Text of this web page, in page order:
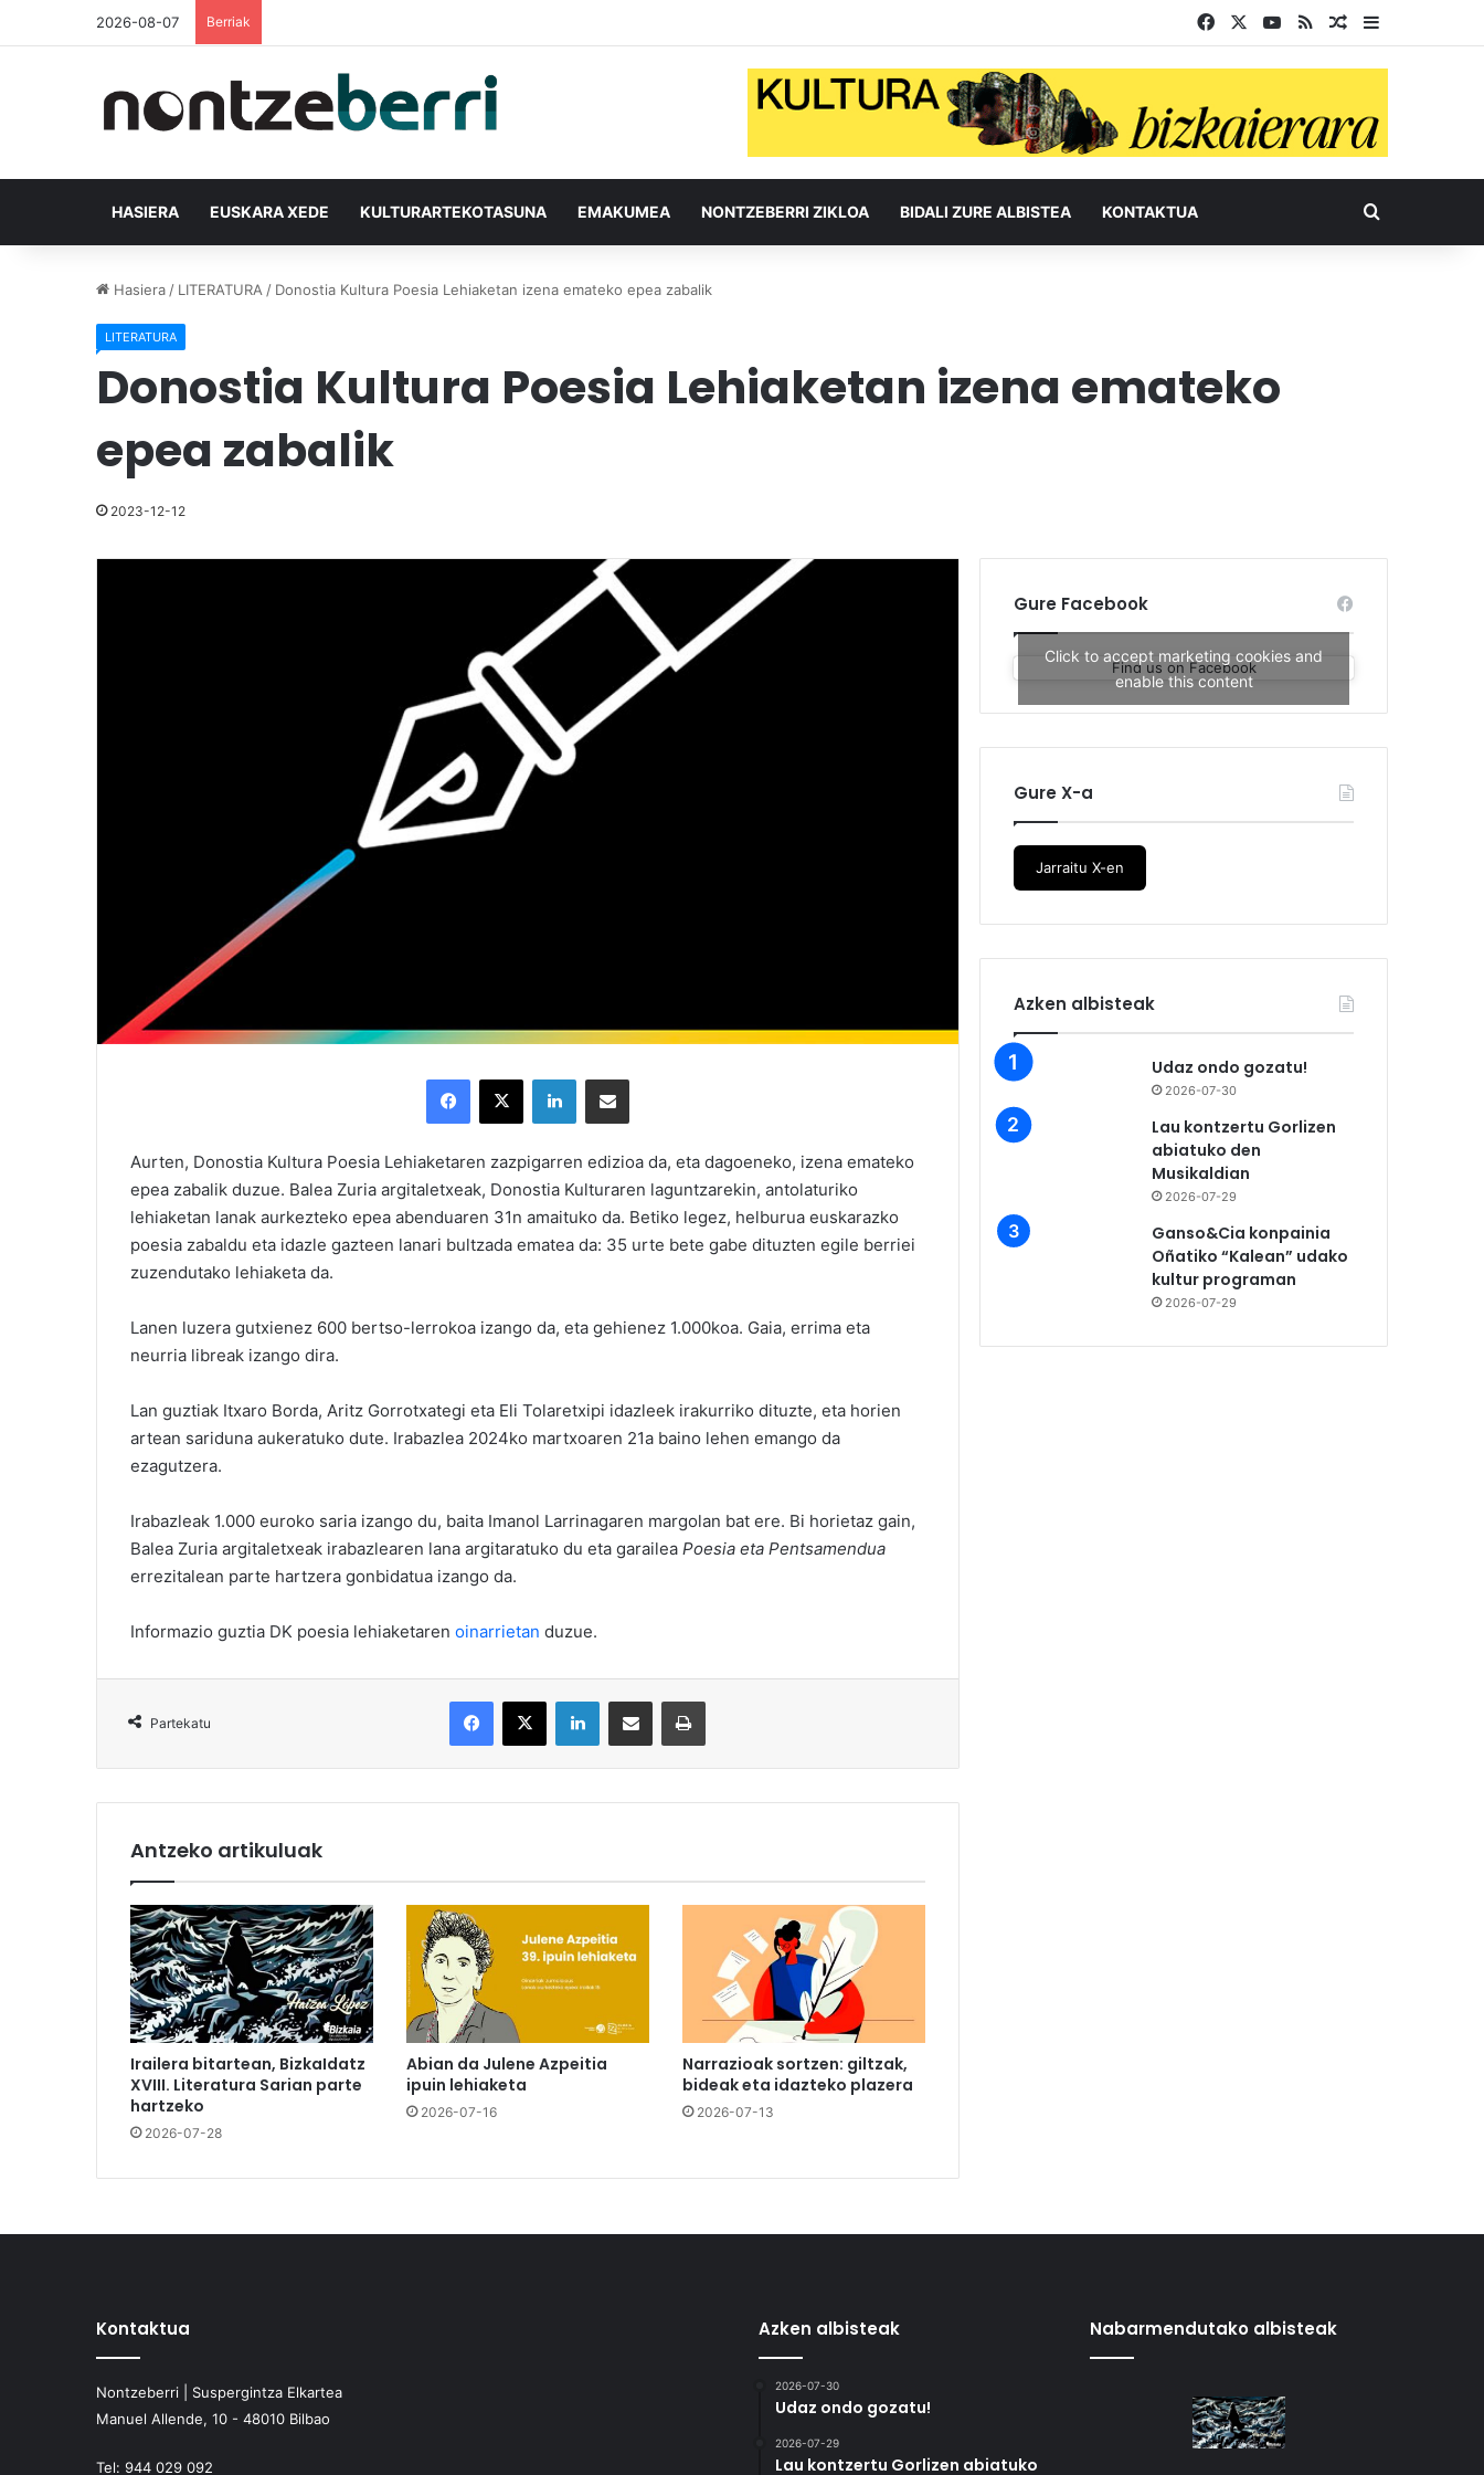
2026-08-07 Berriak Facebook YouTube
RSS Ausazko
HASIERA EUSKARA XEDE KULTURARTEKOTASUNA EMAKUMEA NONTZEBERRI ZIKLOA BIDALI ZURE ALBISTEA KONTAKTUA Bilatu
Hasiera / LITERATURA / Donostia Kultura Poesia Lehiaketan izena emateko epea zabalik
LITERATURA
Donostia Kultura Poesia Lehiaketan izena emateko
epea zabalik
2023-12-12
Aurten, Donostia Kultura Poesia Lehiaketaren zazpigarren edizioa da, eta dagoeneko, izena emateko
epea zabalik duzue. Balea Zuria argitaletxeak, Donostia Kulturaren laguntzarekin, antolaturiko
lehiaketan lanak aurkezteko epea abenduaren 31n amaituko da. Betiko legez, helburua euskarazko
poesia zabaldu eta idazle gazteen lanari bultzada ematea da: 35 urte bete gabe dituzten egile berriei
zuzendutako lehiaketa da.
Lanen luzera gutxienez 600 bertso-lerrokoa izango da, eta gehienez 1.000koa. Gaia, errima eta
neurria libreak izango dira.
Lan guztiak Itxaro Borda, Aritz Gorrotxategi eta Eli Tolaretxipi idazleek irakurriko dituzte, eta horien
artean sariduna aukeratuko dute. Irabazlea 2024ko martxoaren 21a baino lehen emango da
ezagutzera.
Irabazleak 1.000 euroko saria izango du, baita Imanol Larrinagaren margolan bat ere. Bi horietaz gain,
Balea Zuria argitaletxeak irabazlearen lana argitaratuko du eta garailea Poesia eta Pentsamendua
errezitalean parte hartzera gonbidatua izango da.
Informazio guztia DK poesia lehiaketaren oinarrietan duzue.
Partekatu
Antzeko artikuluak
Irailera bitartean, BizkaIdatz
XVIII. Literatura Sarian parte
hartzeko
2026-07-28
Abian da Julene Azpeitia
ipuin lehiaketa
2026-07-16
Narrazioak sortzen: giltzak,
bideak eta idazteko plazera
2026-07-13
Gure Facebook
Find us on Facebook
Click to accept marketing cookies and
enable this content
Gure X-a
Jarraitu X-en
Azken albisteak
Udaz ondo gozatu!
2026-07-30
Lau kontzertu Gorlizen
abiatuko den
Musikaldian
2026-07-29
Ganso&Cia konpainia
Oñatiko “Kalean” udako
kultur programan
2026-07-29
Kontaktua
Nontzeberri | Suspergintza Elkartea
Manuel Allende, 10 - 48010 Bilbao
Tel: 944 029 092
Azken albisteak
2026-07-30
Udaz ondo gozatu!
2026-07-29
Lau kontzertu Gorlizen abiatuko
Nabarmendutako albisteak